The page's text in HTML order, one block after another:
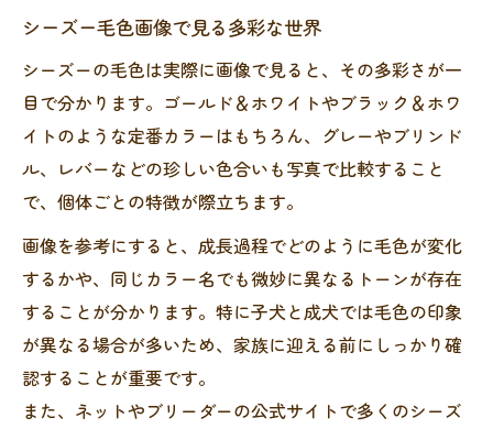
シーズー毛色画像で見る多彩な世界
シーズーの毛色は実際に画像で見ると、その多彩さが一
目で分かります。ゴールド＆ホワイトやブラック＆ホワ
イトのような定番カラーはもちろん、グレーやブリンド
ル、レバーなどの珍しい色合いも写真で比較すること
で、個体ごとの特徴が際立ちます。
画像を参考にすると、成長過程でどのように毛色が変化
するかや、同じカラー名でも微妙に異なるトーンが存在
することが分かります。特に子犬と成犬では毛色の印象
が異なる場合が多いため、家族に迎える前にしっかり確
認することが重要です。
また、ネットやブリーダーの公式サイトで多くのシーズ